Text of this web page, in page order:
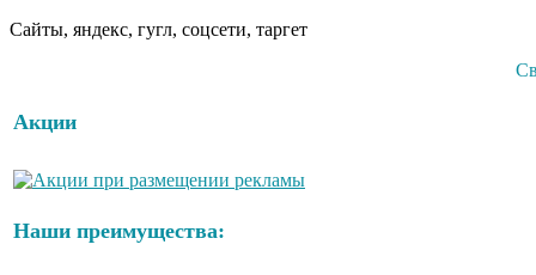
Сайты, яндекс, гугл, соцсети, таргет
Акции
Наши преимущества: